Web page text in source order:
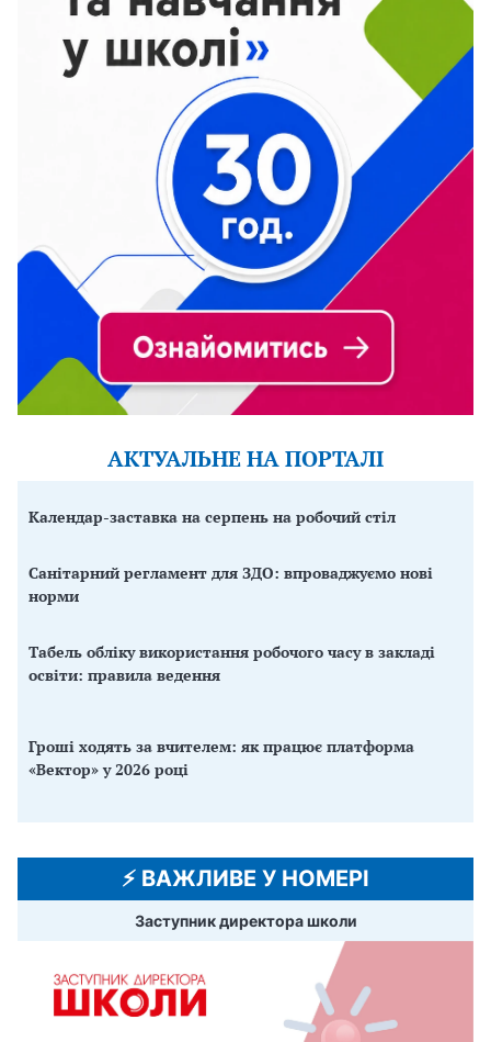
АКТУАЛЬНЕ НА ПОРТАЛІ
Календар-заставка на серпень на робочий стіл
Санітарний регламент для ЗДО: впроваджуємо нові
норми
Табель обліку використання робочого часу в закладі
освіти: правила ведення
Гроші ходять за вчителем: як працює платформа
«Вектор» у 2026 році
⚡️ ВАЖЛИВЕ У НОМЕРІ
Заступник директора школи